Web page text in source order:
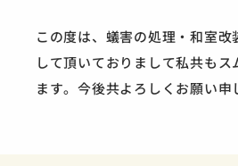
この度は、蟻害の処理・和室
して頂いておりまして私共も
ます。今後共よろしくお願い申